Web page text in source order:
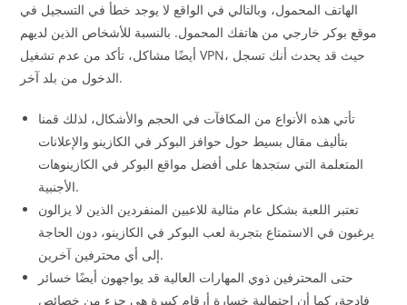
الهاتف المحمول، وبالتالي في الواقع لا يوجد خطأ في التسجيل في
موقع بوكر خارجي من هاتفك المحمول. بالنسبة للأشخاص الذين لديهم
أيضًا مشاكل، تأكد من عدم تشغيل VPN، حيث قد يحدث أنك تسجل
الدخول من بلد آخر.
تأتي هذه الأنواع من المكافآت في الحجم والأشكال، لذلك قمنا
بتأليف مقال بسيط حول حوافز البوكر في الكازينو والإعلانات
المتعلمة التي ستجدها على أفضل مواقع البوكر في الكازينوهات
الأجنبية.
تعتبر اللعبة بشكل عام مثالية للاعبين المنفردين الذين لا يزالون
يرغبون في الاستمتاع بتجربة لعب البوكر في الكازينو، دون الحاجة
إلى أي محترفين آخرين.
حتى المحترفين ذوي المهارات العالية قد يواجهون أيضًا خسائر
فادحة، كما أن احتمالية خسارة أرقام كبيرة هي جزء من خصائص